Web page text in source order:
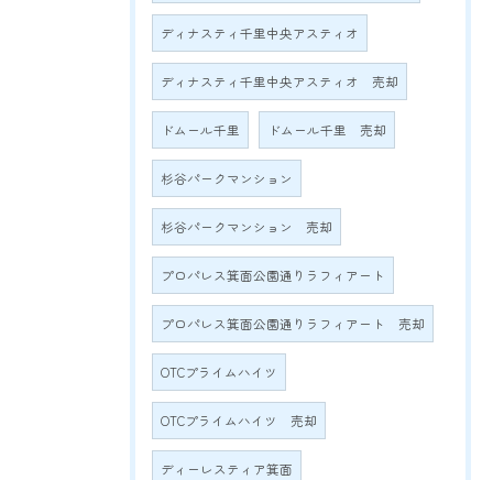
ディナスティ千里中央アスティオ
ディナスティ千里中央アスティオ 売却
ドムール千里 ドムール千里 売却
杉谷パークマンション
杉谷パークマンション 売却
プロパレス箕面公園通りラフィアート
プロパレス箕面公園通りラフィアート 売却
OTCプライムハイツ
OTCプライムハイツ 売却
ディーレスティア箕面